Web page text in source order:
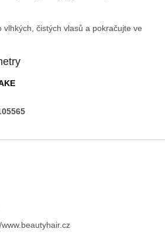
vlhkých, čistých vlasů a pokračujte ve